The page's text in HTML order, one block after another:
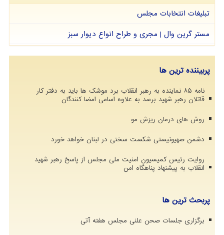
تبلیغات انتخابات مجلس
مستر گرین وال | مجری و طراح انواع دیوار سبز
پربیننده ترین ها
نامه ۸۵ نماینده به رهبر انقلاب برد موشک ها باید به دفتر کار
قاتلان رهبر شهید برسد به علاوه اسامی امضا کنندگان
روش های درمان ریزش مو
دشمن صهیونیستی شکست سختی در لبنان خواهد خورد
روایت رئیس کمیسیون امنیت ملی مجلس از پاسخ رهبر شهید
انقلاب به پیشنهاد پناهگاه امن
پربحث ترین ها
برگزاری جلسات صحن علنی مجلس هفته آتی